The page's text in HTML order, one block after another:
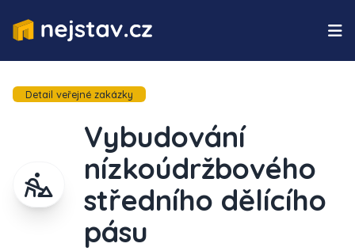
Detail veřejné zakázky
Vybudování
nízkoúdržbového
středního dělícího
pásu